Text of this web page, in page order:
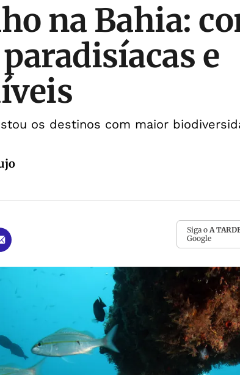
na Bahia:
e
os destinos com maior
Siga o A
Google